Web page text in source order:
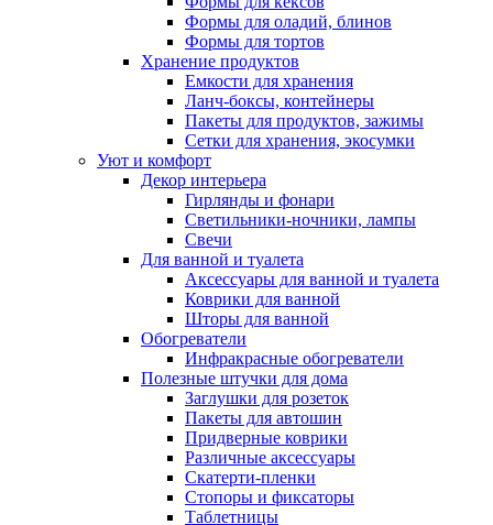
Формы для оладий, блинов
Формы для тортов
Хранение продуктов
Емкости для хранения
Ланч-боксы, контейнеры
Пакеты для продуктов, зажимы
Сетки для хранения, экосумки
Уют и комфорт
Декор интерьера
Гирлянды и фонари
Светильники-ночники, лампы
Свечи
Для ванной и туалета
Аксессуары для ванной и туалета
Коврики для ванной
Шторы для ванной
Обогреватели
Инфракрасные обогреватели
Полезные штучки для дома
Заглушки для розеток
Пакеты для автошин
Придверные коврики
Различные аксессуары
Скатерти-пленки
Стопоры и фиксаторы
Таблетницы